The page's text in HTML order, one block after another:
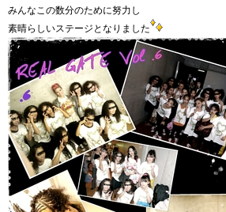
みんなこの数分のために努力し
素晴らしいステージとなりました